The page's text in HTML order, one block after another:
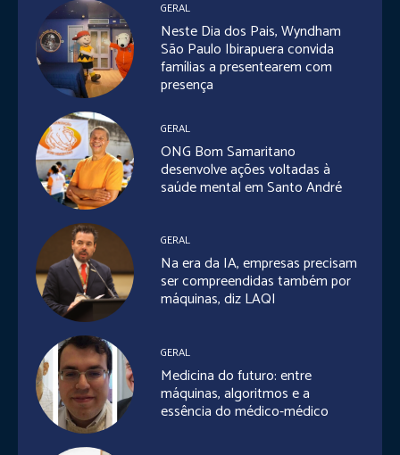
GERAL
Neste Dia dos Pais, Wyndham
São Paulo Ibirapuera convida
famílias a presentearem com
presença
GERAL
ONG Bom Samaritano
desenvolve ações voltadas à
saúde mental em Santo André
GERAL
Na era da IA, empresas precisam
ser compreendidas também por
máquinas, diz LAQI
GERAL
Medicina do futuro: entre
máquinas, algoritmos e a
essência do médico-médico